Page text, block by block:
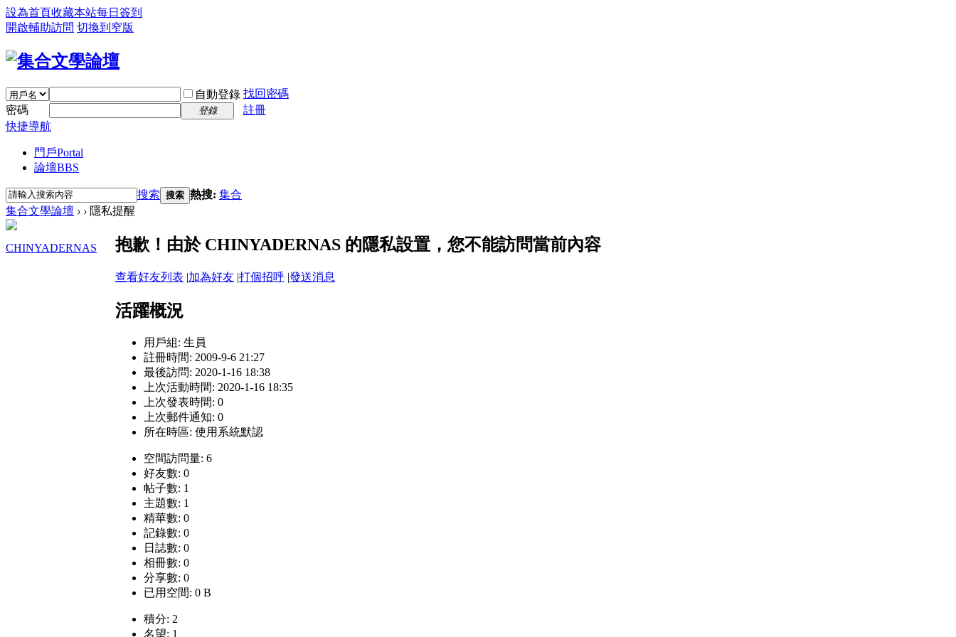
設為首頁收藏本站每日簽到
開啟輔助訪問 切換到窄版
自動登錄 找回密碼
密碼
登錄
註冊
快捷導航
門戶Portal
論壇BBS
搜索 搜索 熱搜: 集合
集合文學論壇 › › 隱私提醒
CHINYADERNAS 抱歉！由於 CHINYADERNAS 的隱私設置，您不能訪問當前內容
查看好友列表 |加為好友 |打個招呼 |發送消息
活躍概況
用戶組: 生員
註冊時間: 2009-9-6 21:27
最後訪問: 2020-1-16 18:38
上次活動時間: 2020-1-16 18:35
上次發表時間: 0
上次郵件通知: 0
所在時區: 使用系統默認
空間訪問量: 6
好友數: 0
帖子數: 1
主題數: 1
精華數: 0
記錄數: 0
日誌數: 0
相冊數: 0
分享數: 0
已用空間: 0 B
積分: 2
名望: 1